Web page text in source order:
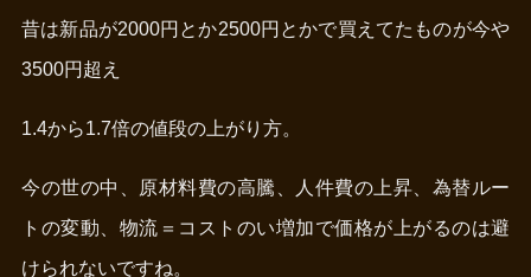
昔は新品が2000円とか2500円とかで買えてたものが今や
3500円超え
1.4から1.7倍の値段の上がり方。
今の世の中、原材料費の高騰、人件費の上昇、為替ルー
トの変動、物流＝コストのい増加で価格が上がるのは避
けられないですね。